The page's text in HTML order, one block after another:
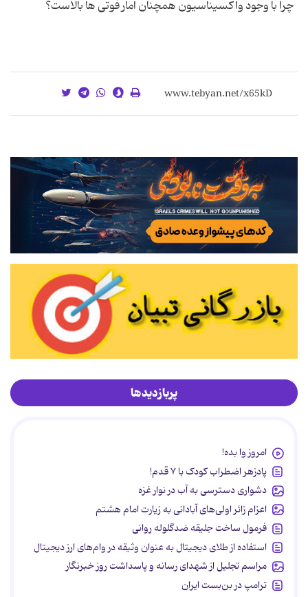
پربازدیدها
امروز وا بده!
پادزهر اضطراب کودک با ۷ قدم!
دشواری دسترسی به آب در نوار غزه
اعزام زائر اولی‌های آبادانی به زیارت امام هشتم
فرمول ساخت جلیقه ضدگلوله روانی
استفاده از طلای دیجیتال به عنوان وثیقه در وام‌های ارز دیجیتال
مراسم تجلیل از شهدای رسانه و پاسداشت روز خبرنگار
ترامپ در بن‌بست ایران